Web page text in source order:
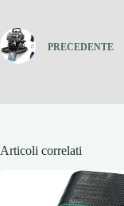
PRECEDENTE
Articoli correlati